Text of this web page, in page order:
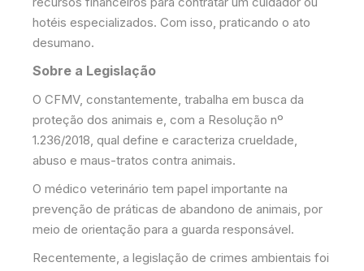
hotéis especializados. Com isso, praticando o ato
desumano.
Sobre a Legislação
O CFMV, constantemente, trabalha em busca da
proteção dos animais e, com a Resolução nº
1.236/2018, qual define e caracteriza crueldade,
abuso e maus-tratos contra animais.
O médico veterinário tem papel importante na
prevenção de práticas de abandono de animais, por
meio de orientação para a guarda responsável.
Recentemente, a legislação de crimes ambientais foi